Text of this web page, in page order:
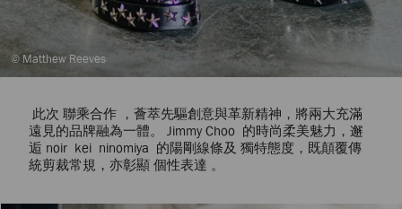
© Matthew Reeves
此次 聯乘合作 ，薈萃先驅創意與革新精神，將兩大充滿
遠見的品牌融為一體。 Jimmy Choo 的時尚柔美魅力，邂
逅 noir kei ninomiya 的陽剛線條及 獨特態度，既顛覆傳
統剪裁常規，亦彰顯 個性表達 。